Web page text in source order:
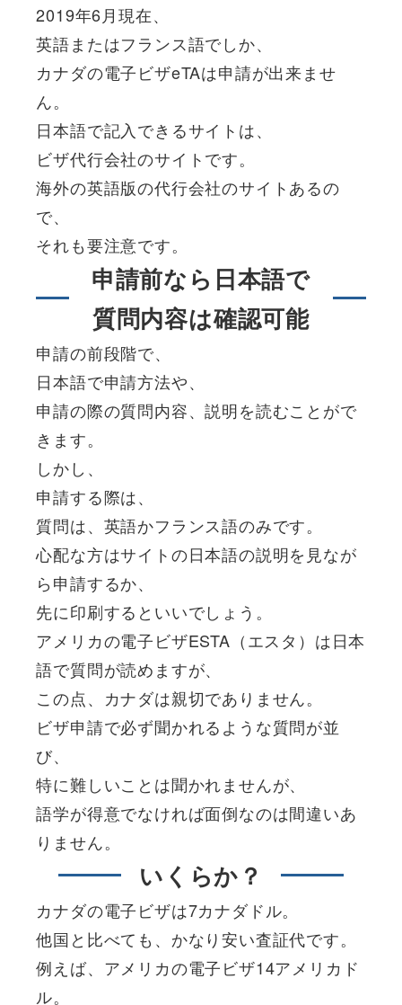
2019年6月現在、
英語またはフランス語でしか、
カナダの電子ビザeTAは申請が出来ませ
ん。
日本語で記入できるサイトは、
ビザ代行会社のサイトです。
海外の英語版の代行会社のサイトあるの
で、
それも要注意です。
申請前なら日本語で
質問内容は確認可能
申請の前段階で、
日本語で申請方法や、
申請の際の質問内容、説明を読むことがで
きます。
しかし、
申請する際は、
質問は、英語かフランス語のみです。
心配な方はサイトの日本語の説明を見なが
ら申請するか、
先に印刷するといいでしょう。
アメリカの電子ビザESTA（エスタ）は日本
語で質問が読めますが、
この点、カナダは親切でありません。
ビザ申請で必ず聞かれるような質問が並
び、
特に難しいことは聞かれませんが、
語学が得意でなければ面倒なのは間違いあ
りません。
いくらか？
カナダの電子ビザは7カナダドル。
他国と比べても、かなり安い査証代です。
例えば、アメリカの電子ビザ14アメリカド
ル。